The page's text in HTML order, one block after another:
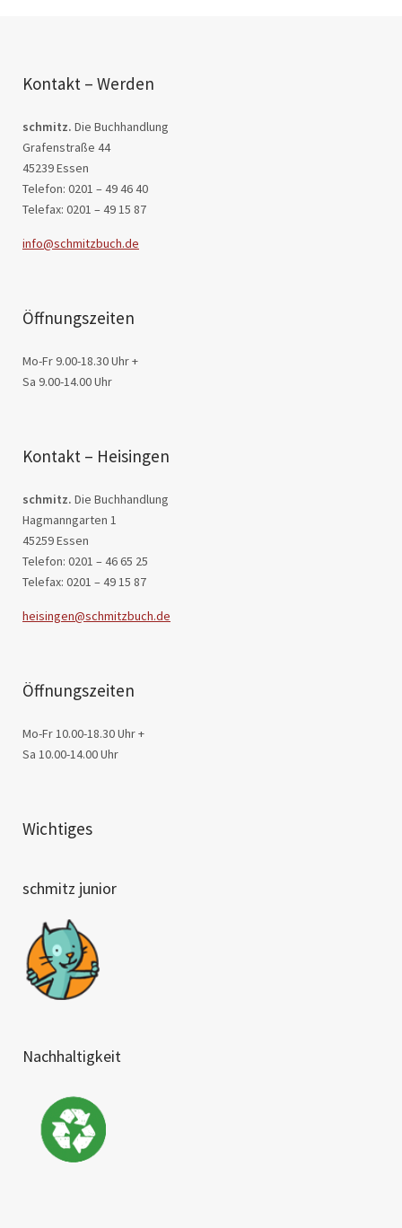
Kontakt – Werden
schmitz. Die Buchhandlung
Grafenstraße 44
45239 Essen
Telefon: 0201 – 49 46 40
Telefax: 0201 – 49 15 87
info@schmitzbuch.de
Öffnungszeiten
Mo-Fr 9.00-18.30 Uhr +
Sa 9.00-14.00 Uhr
Kontakt – Heisingen
schmitz. Die Buchhandlung
Hagmanngarten 1
45259 Essen
Telefon: 0201 – 46 65 25
Telefax: 0201 – 49 15 87
heisingen@schmitzbuch.de
Öffnungszeiten
Mo-Fr 10.00-18.30 Uhr +
Sa 10.00-14.00 Uhr
Wichtiges
schmitz junior
Nachhaltigkeit